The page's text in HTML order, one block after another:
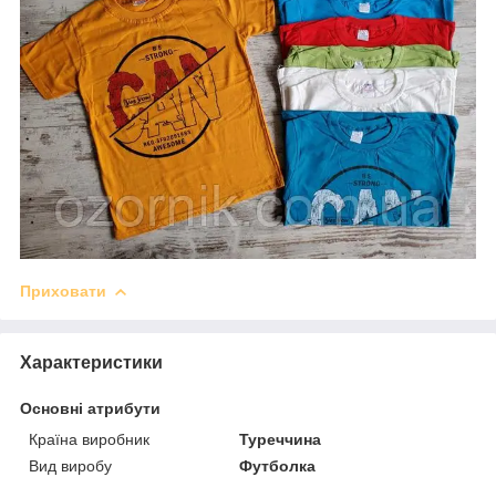
Приховати
Характеристики
Основні атрибути
Країна виробник
Туреччина
Вид виробу
Футболка